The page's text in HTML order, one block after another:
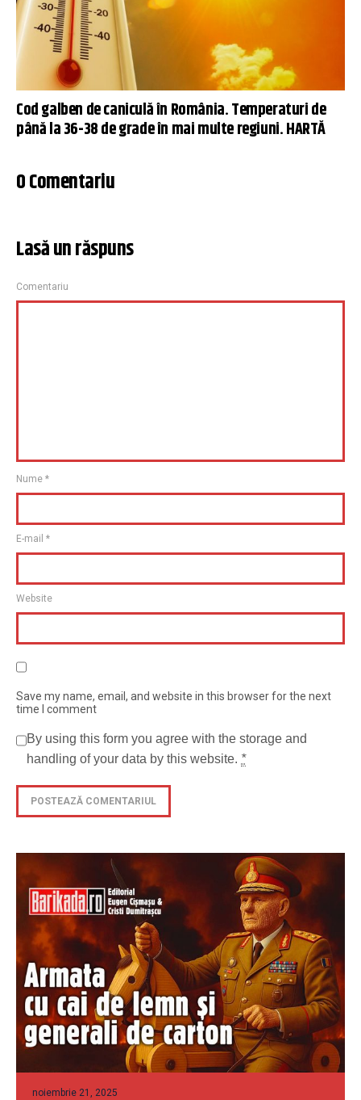
Cod galben de caniculă în România. Temperaturi de
până la 36-38 de grade în mai multe regiuni. HARTĂ
0 Comentariu
Lasă un răspuns
Comentariu
Nume *
E-mail *
Website
Save my name, email, and website in this browser for the next
time I comment
By using this form you agree with the storage and
handling of your data by this website. *
noiembrie 21, 2025